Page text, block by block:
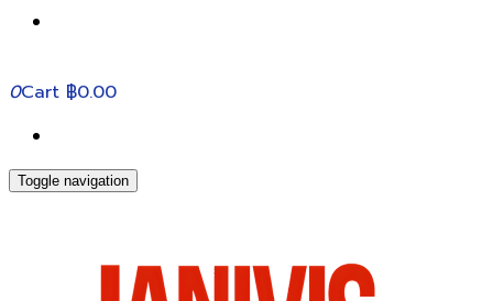
0Cart ฿0.00
Toggle navigation